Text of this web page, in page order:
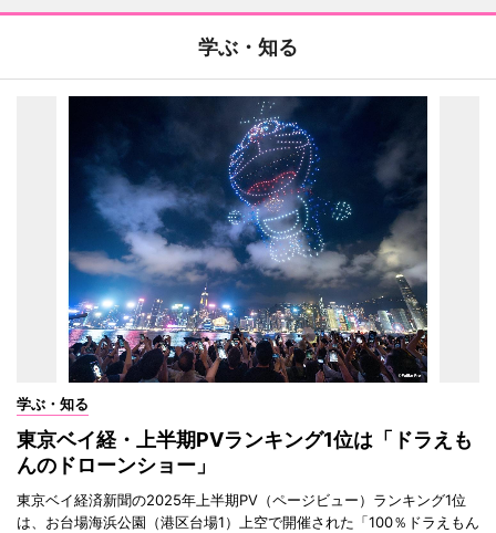
学ぶ・知る
学ぶ・知る
東京ベイ経・上半期PVランキング1位は「ドラえも
んのドローンショー」
東京ベイ経済新聞の2025年上半期PV（ページビュー）ランキング1位
は、お台場海浜公園（港区台場1）上空で開催された「100％ドラえもん